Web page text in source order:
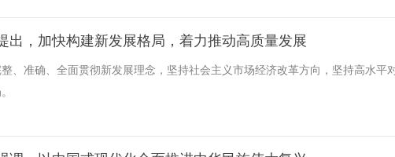
出，加快构建新发展格局，着力推动高质量发展
、准确、全面贯彻新发展理念，坚持社会主义市场经济改革方向，坚持高水